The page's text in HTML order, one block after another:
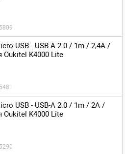
USB - USB-A 2.0 / 1m / 2,4A /
Oukitel K4000 Lite
USB - USB-A 2.0 / 1m / 2A /
Oukitel K4000 Lite